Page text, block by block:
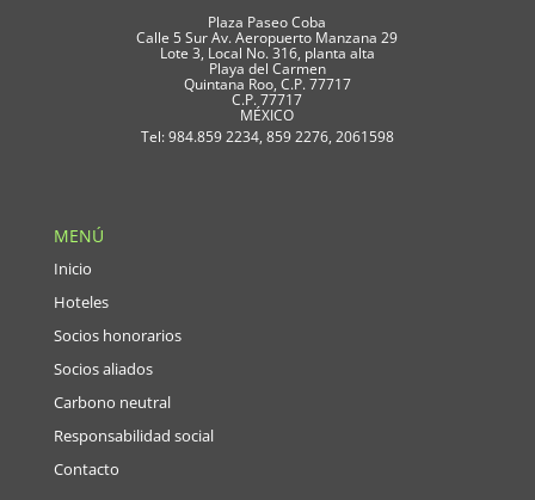
Plaza Paseo Coba
Calle 5 Sur Av. Aeropuerto Manzana 29
Lote 3, Local No. 316, planta alta
Playa del Carmen
Quintana Roo, C.P. 77717
C.P. 77717
MÉXICO
Tel: 984.859 2234, 859 2276, 2061598
MENÚ
Inicio
Hoteles
Socios honorarios
Socios aliados
Carbono neutral
Responsabilidad social
Contacto